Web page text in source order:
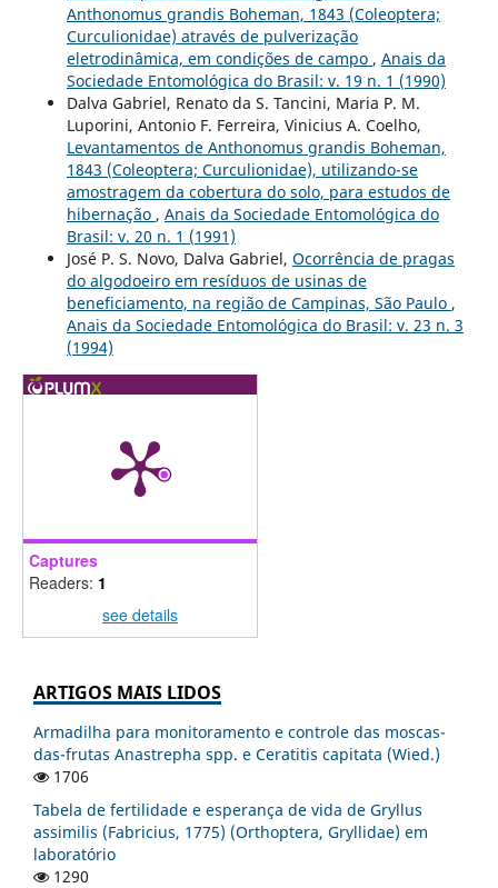
Anthonomus grandis Boheman, 1843 (Coleoptera;
Curculionidae) através de pulverização
eletrodinâmica, em condições de campo , Anais da
Sociedade Entomológica do Brasil: v. 19 n. 1 (1990)
Dalva Gabriel, Renato da S. Tancini, Maria P. M.
Luporini, Antonio F. Ferreira, Vinicius A. Coelho,
Levantamentos de Anthonomus grandis Boheman,
1843 (Coleoptera; Curculionidae), utilizando-se
amostragem da cobertura do solo, para estudos de
hibernação , Anais da Sociedade Entomológica do
Brasil: v. 20 n. 1 (1991)
José P. S. Novo, Dalva Gabriel, Ocorrência de pragas
do algodoeiro em resíduos de usinas de
beneficiamento, na região de Campinas, São Paulo ,
Anais da Sociedade Entomológica do Brasil: v. 23 n. 3
(1994)
Captures
Readers: 1
see details
ARTIGOS MAIS LIDOS
Armadilha para monitoramento e controle das moscas-
das-frutas Anastrepha spp. e Ceratitis capitata (Wied.)
1706
Tabela de fertilidade e esperança de vida de Gryllus
assimilis (Fabricius, 1775) (Orthoptera, Gryllidae) em
laboratório
1290